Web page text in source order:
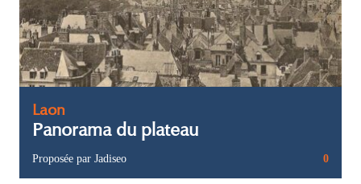
Laon
Panorama du plateau
Proposée par Jadiseo 0